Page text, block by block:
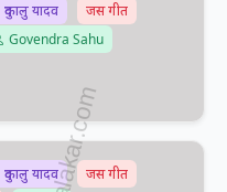
दुकालु यादव
जस गीत
Govendra Sahu
दुकालु यादव
जस गीत